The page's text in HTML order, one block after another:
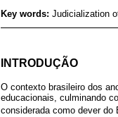
Key words: Judicialization
INTRODUÇÃO
O contexto brasileiro dos
educacionais, culminando
considerada como dever do